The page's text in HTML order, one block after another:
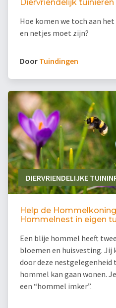
Diervriendelijk tuinieren
Hoe komen we toch aan
en netjes moet zijn?
Door Tuindingen
DIERVRIENDELIJKE
Help de
Hommelnest in eigen
Een blije hommel heeft
bloemen en huisvesting. Jij
door deze nestgelegenheid
hommel kan gaan wonen.
een “hommel imker”.